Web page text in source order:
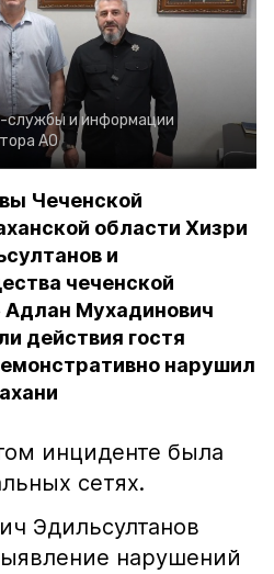
службы и информации
АО
Чеченской
области Хизри
и
чеченской
Адлан Мухадинович
действия гостя
нарушил
инциденте была
сетях.
Эдильсултанов
нарушений